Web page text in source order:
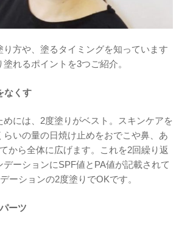
り方や、塗るタイミングを知っています
れるポイントを3つご紹介。
なくす
めには、2度塗りがベスト。スキンケアを
らいの量の日焼け止めをおでこや鼻、あ
から全体に広げます。これを2回繰り返
ーションにSPF値とPA値が記載されて
ーションの2度塗りでOKです。
ーツ